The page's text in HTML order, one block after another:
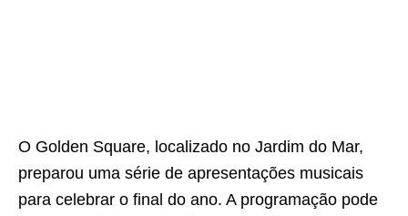
O Golden Square, localizado no Jardim do Mar,
preparou uma série de apresentações musicais
para celebrar o final do ano. A programação pode